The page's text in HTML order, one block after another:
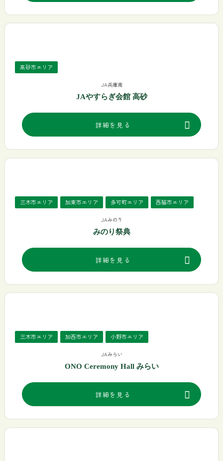
高砂市エリア
JA兵庫南
JAやすらぎ会館 高砂
詳細を見る
三木市エリア 加東市エリア 多可町エリア 西脇市エリア
JAみのり
みのり祭典
詳細を見る
三木市エリア 加西市エリア 小野市エリア
JAみらい
ONO Ceremony Hall みらい
詳細を見る